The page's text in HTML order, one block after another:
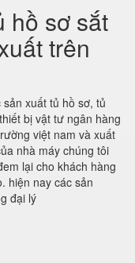
hồ sơ sắt
trên
xuất tủ hồ sơ, tủ
bị vật tư ngân hàng
việt nam và xuất
nhà máy chúng tôi
lại cho khách hàng
hiện nay các sản
đại lý